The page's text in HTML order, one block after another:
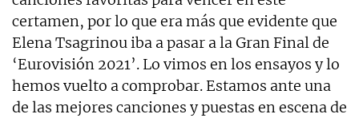
certamen, por lo que era más que evidente que
Elena Tsagrinou iba a pasar a la Gran Final de
‘Eurovisión 2021’. Lo vimos en los ensayos y lo
hemos vuelto a comprobar. Estamos ante una
de las mejores canciones y puestas en escena de